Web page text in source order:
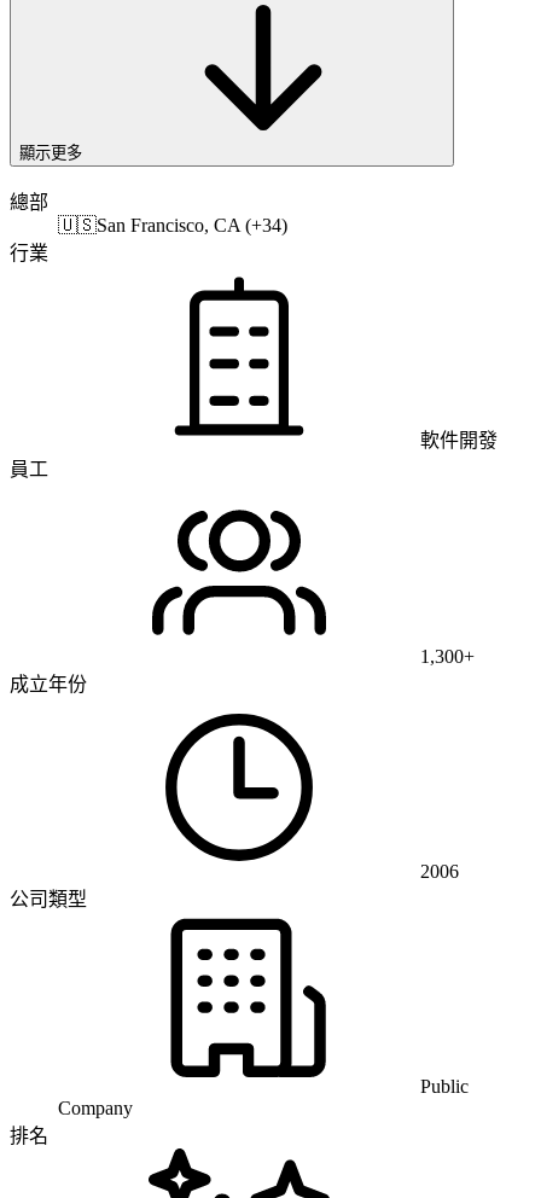
顯示更多
總部
🇺🇸San Francisco, CA (+34)
行業
軟件開發
員工
1,300+
成立年份
2006
公司類型
Public
Company
排名